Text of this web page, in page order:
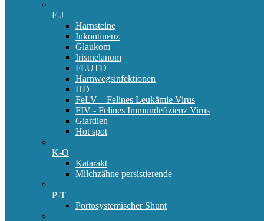
F-J
Harnsteine
Inkontinenz
Glaukom
Irismelanom
FLUTD
Harnwegsinfektionen
HD
FeLV – Felines Leukämie Virus
FIV - Felines Immundefizienz Virus
Giardien
Hot spot
K-O
Katarakt
Milchzähne persistierende
P-T
Portosystemischer Shunt